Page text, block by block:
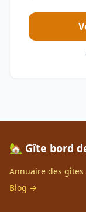
🏡 Gîte bord
Annuaire des gîtes
Blog →